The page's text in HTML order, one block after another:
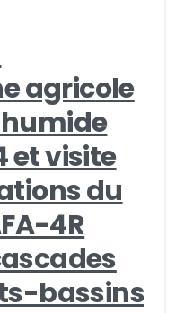
agricole
et visite
du
4R
bassins